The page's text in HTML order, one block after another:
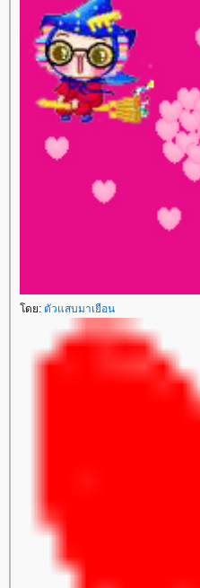
ดย: ตัวแสบมาเยือน